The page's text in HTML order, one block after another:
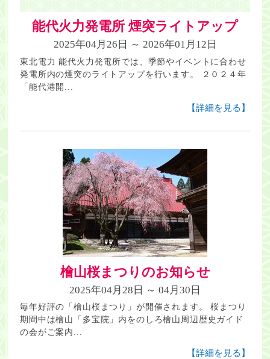
能代火力発電所 煙突ライトアップ
2025年04月26日 ～ 2026年01月12日
東北電力 能代火力発電所では、季節やイベントに合わせ
発電所内の煙突のライトアップを行います。 ２０２４年
「能代港開...
【詳細を見る】
檜山桜まつりのお知らせ
2025年04月28日 ～ 04月30日
毎年好評の「檜山桜まつり」が開催されます。 桜まつり
期間中は檜山「多宝院」内をのしろ檜山周辺歴史ガイド
の会がご案内...
【詳細を見る】